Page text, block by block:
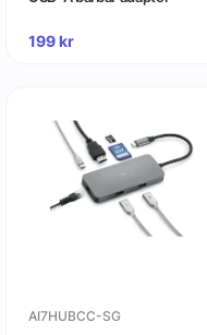
199kr
AI7HUBCC-SG